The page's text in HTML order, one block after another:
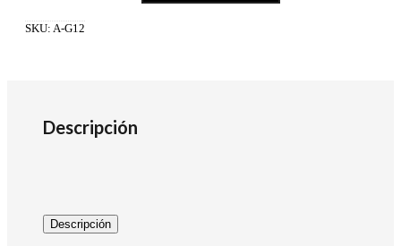
G12
SKU: A-G12
Descripción
Descripción